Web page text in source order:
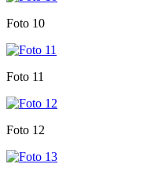
Foto 10
Foto 11
Foto 12